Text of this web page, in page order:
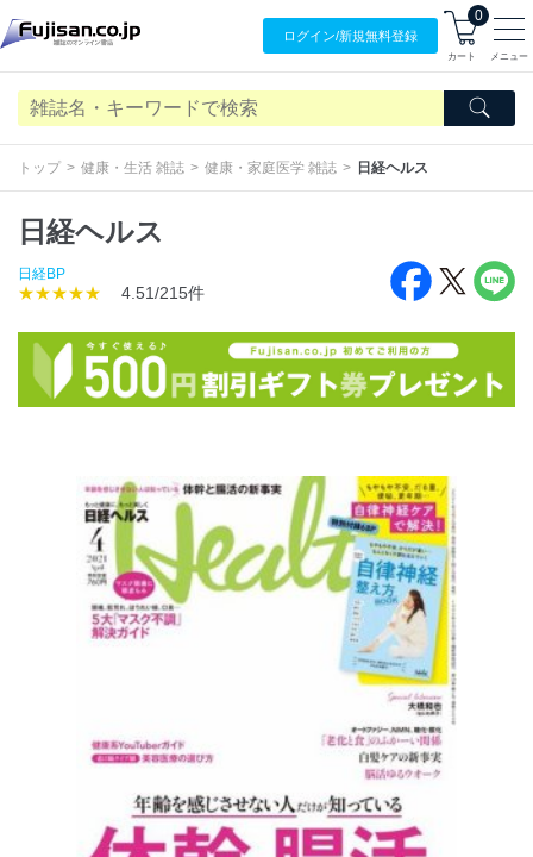
ログイン/新規無料登録
0
カート メニュー
トップ 健康・生活 雑誌 健康・家庭医学 雑誌 日経ヘルス
日経ヘルス
日経BP
★★★★★ 4.51/215件